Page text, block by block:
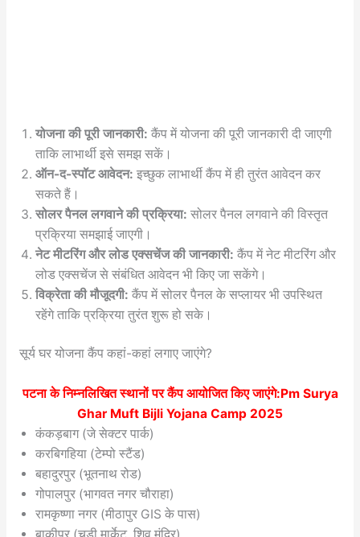
योजना की पूरी जानकारी: कैंप में योजना की पूरी जानकारी दी जाएगी
ताकि लाभार्थी इसे समझ सकें।
ऑन-द-स्पॉट आवेदन: इच्छुक लाभार्थी कैंप में ही तुरंत आवेदन कर
सकते हैं।
सोलर पैनल लगवाने की प्रक्रिया: सोलर पैनल लगवाने की विस्तृत
प्रक्रिया समझाई जाएगी।
नेट मीटरिंग और लोड एक्सचेंज की जानकारी: कैंप में नेट मीटरिंग और
लोड एक्सचेंज से संबंधित आवेदन भी किए जा सकेंगे।
विक्रेता की मौजूदगी: कैंप में सोलर पैनल के सप्लायर भी उपस्थित
रहेंगे ताकि प्रक्रिया तुरंत शुरू हो सके।
सूर्य घर योजना कैंप कहां-कहां लगाए जाएंगे?
पटना के निम्नलिखित स्थानों पर कैंप आयोजित किए जाएंगे:Pm Surya
Ghar Muft Bijli Yojana Camp 2025
कंकड़बाग (जे सेक्टर पार्क)
करबिगहिया (टेम्पो स्टैंड)
बहादुरपुर (भूतनाथ रोड)
गोपालपुर (भागवत नगर चौराहा)
रामकृष्णा नगर (मीठापुर GIS के पास)